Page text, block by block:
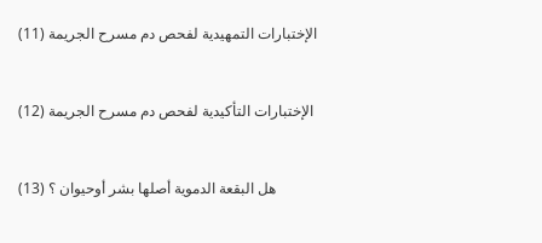
(11) الإختبارات التمهيدية لفحص دم مسرح الجريمة
(12) الإختبارات التأكيدية لفحص دم مسرح الجريمة
(13) هل البقعة الدموية أصلها بشر أوحيوان ؟